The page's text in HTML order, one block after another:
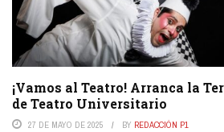
¡Vamos al Teatro! Arranca la
de Teatro Universitario
27 DE MAYO DE 2025 BY REDACCIÓN P1